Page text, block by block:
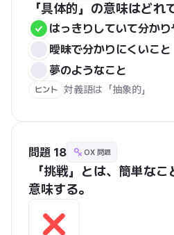
「具体的」の意味はどれ
はっきりしていて分かり
曖昧で分かりにくいこと
夢のようなこと
ヒント 対義語は「抽象的」
問題 18 OX 問題
意味する。